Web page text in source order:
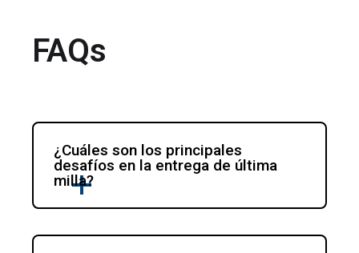
FAQs
¿Cuáles son los principales
desafíos en la entrega de última
milla?